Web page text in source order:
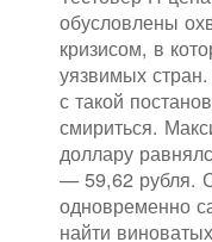
обусловлены
кризисом, в
уязвимых
с такой
смириться.
доллару
— 59,62 рубля.
одновременно
найти